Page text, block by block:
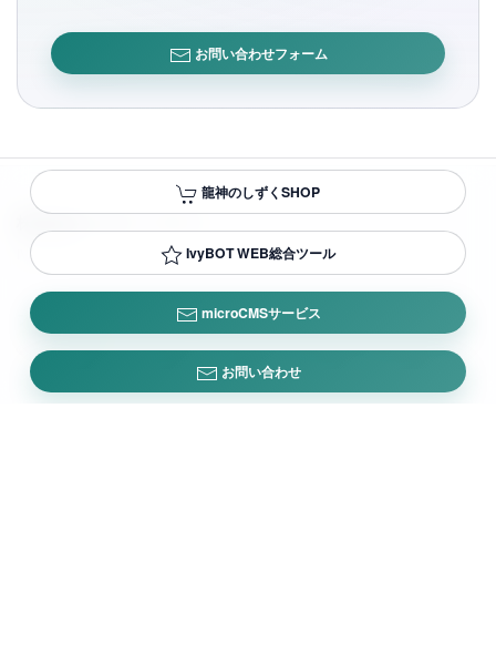
お問い合わせフォーム
IVY WE CO.,LTD.
プライバシーポリシー 会社概要/お問い合わせ
© IVYWE.,LTD.
龍神のしずくSHOP
IvyBOT WEB総合ツール
microCMSサービス
お問い合わせ